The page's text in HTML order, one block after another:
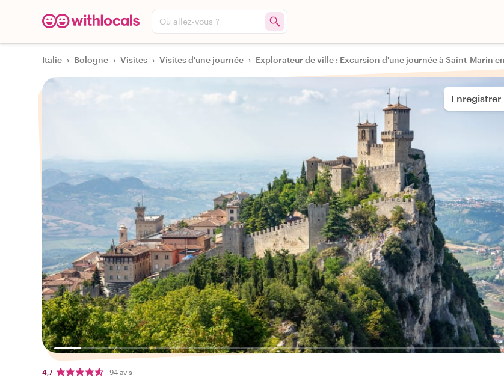
Où allez-vous ?
Italie › Bologne › Visites › Visites d'une journée ›
Enregistrer
4,7 94 avis